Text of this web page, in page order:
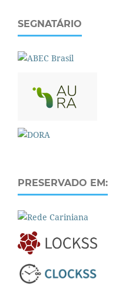
SEGNATÁRIO
PRESERVADO EM: